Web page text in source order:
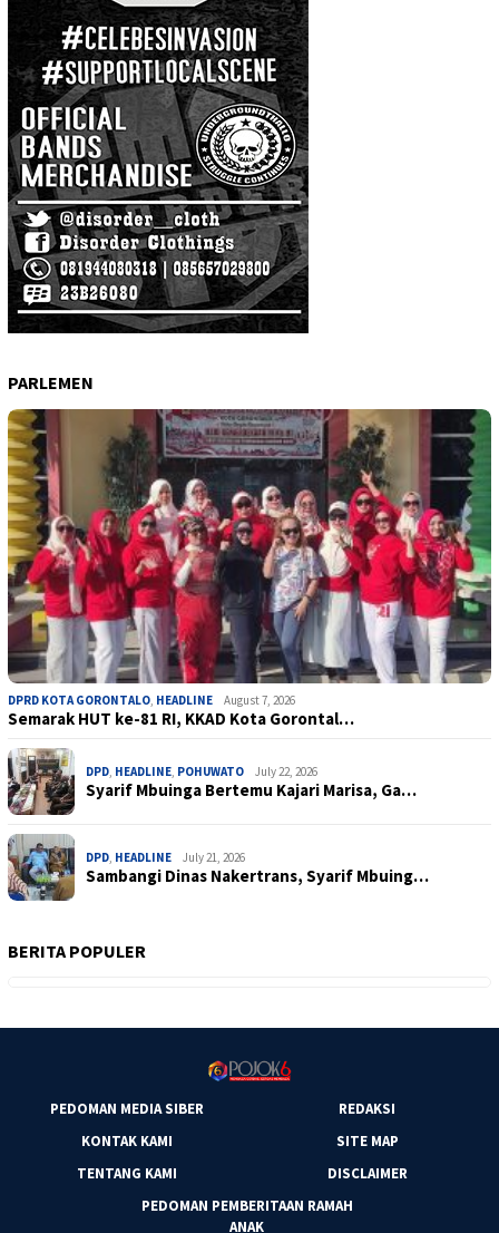
PARLEMEN
DPRD KOTA GORONTALO HEADLINE August 7, 2026
Semarak HUT ke-81 RI, KKAD Kota Gorontal…
DPD HEADLINE POHUWATO July 22, 2026
Syarif Mbuinga Bertemu Kajari Marisa, Ga…
DPD HEADLINE July 21, 2026
Sambangi Dinas Nakertrans, Syarif Mbuing…
BERITA POPULER
PEDOMAN MEDIA SIBER
REDAKSI
KONTAK KAMI
SITE MAP
TENTANG KAMI
DISCLAIMER
PEDOMAN PEMBERITAAN RAMAH
ANAK